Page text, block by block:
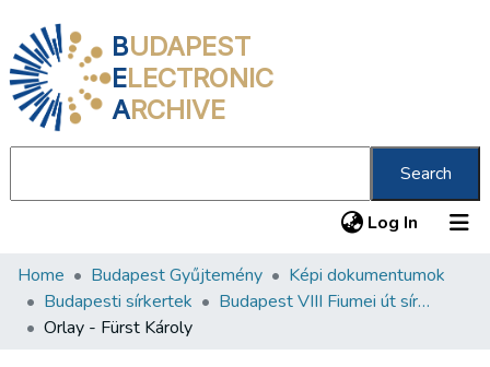
BUDAPEST
ELECTRONIC
ARCHIVE
Search
Log In (current)
Communities & Collections
All of DSpace
Home Budapest Gyűjtemény
Képi dokumentumok
Budapesti sírkertek
Budapest VIII Fiumei út sírkert 4. rész
Orlay - Fürst Károly